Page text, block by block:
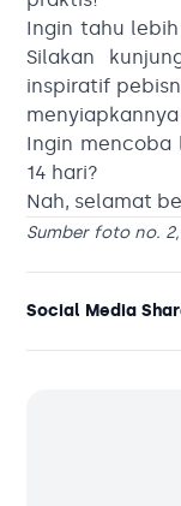
Ingin tahu
Silakan
inspiratif
Ingin mencoba
14 hari?
Nah, selamat
Sumber foto no.
Social Media